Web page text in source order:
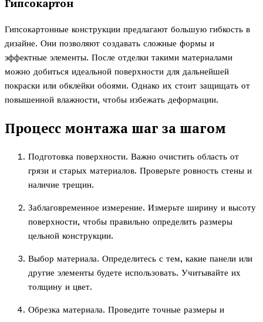
Гипсокартон
Гипсокартонные конструкции предлагают большую гибкость в
дизайне. Они позволяют создавать сложные формы и
эффектные элементы. После отделки такими материалами
можно добиться идеальной поверхности для дальнейшей
покраски или обклейки обоями. Однако их стоит защищать от
повышенной влажности, чтобы избежать деформации.
Процесс монтажа шаг за шагом
Подготовка поверхности. Важно очистить область от
грязи и старых материалов. Проверьте ровность стены и
наличие трещин.
Заблаговременное измерение. Измерьте ширину и высоту
поверхности, чтобы правильно определить размеры
цельной конструкции.
Выбор материала. Определитесь с тем, какие панели или
другие элементы будете использовать. Учитывайте их
толщину и цвет.
Обрезка материала. Проведите точные размеры и